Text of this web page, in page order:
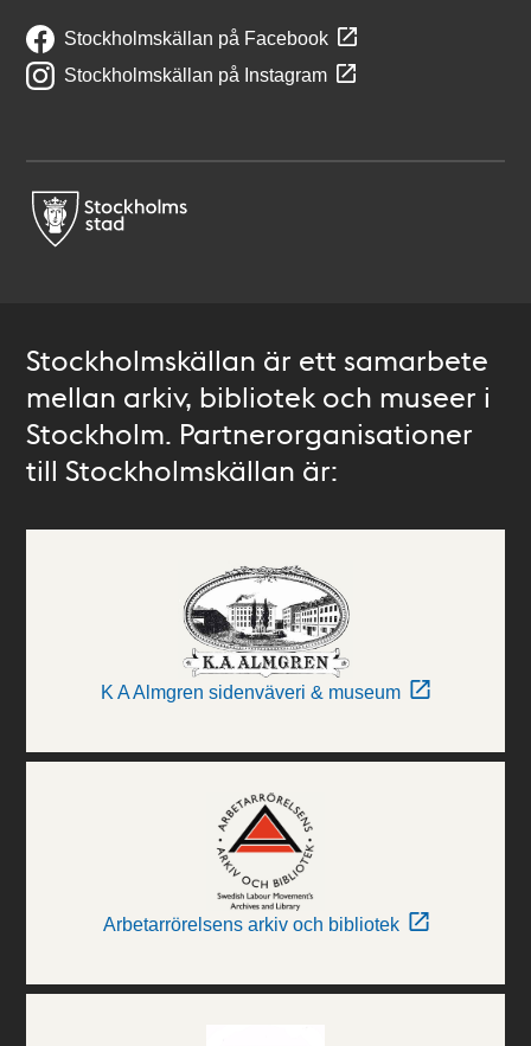
Stockholmskällan på Facebook
Stockholmskällan på Instagram
Stockholmskällan är ett samarbete
mellan arkiv, bibliotek och museer i
Stockholm. Partnerorganisationer
till Stockholmskällan är:
K A Almgren sidenväveri & museum
Arbetarrörelsens arkiv och bibliotek